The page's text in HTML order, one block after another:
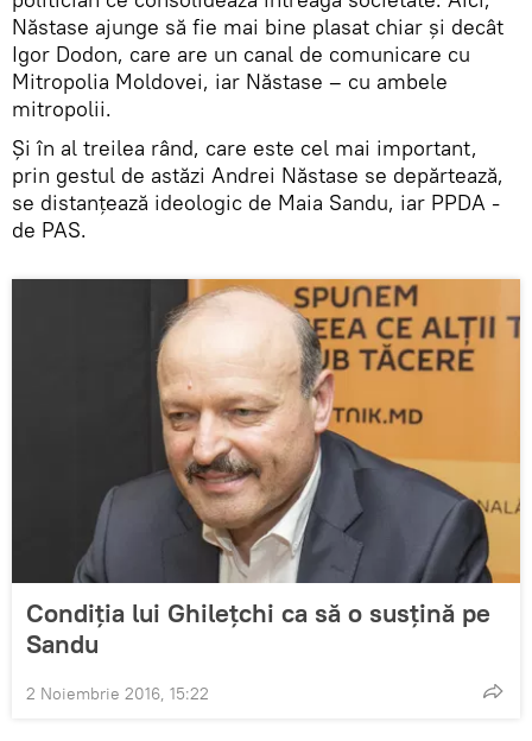
Năstase ajunge să fie mai bine plasat chiar și decât
Igor Dodon, care are un canal de comunicare cu
Mitropolia Moldovei, iar Năstase – cu ambele
mitropolii.
Și în al treilea rând, care este cel mai important,
prin gestul de astăzi Andrei Năstase se depărtează,
se distanțează ideologic de Maia Sandu, iar PPDA -
de PAS.
Condiția lui Ghilețchi ca să o susțină pe
Sandu
2 Noiembrie 2016, 15:22